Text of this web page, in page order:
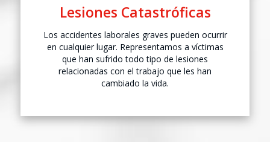
Lesiones Catastróficas
Los accidentes laborales graves pueden ocurrir
en cualquier lugar. Representamos a víctimas
que han sufrido todo tipo de lesiones
relacionadas con el trabajo que les han
cambiado la vida.